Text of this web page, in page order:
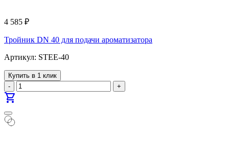
4 585 ₽
Тройник DN 40 для подачи ароматизатора
Артикул: STEE-40
Купить в 1 клик
-
+
shopping_cart